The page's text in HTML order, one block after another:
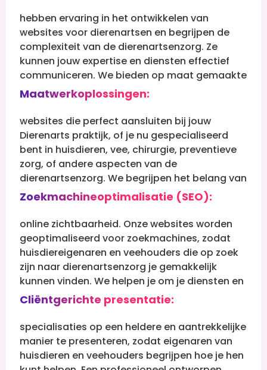
hebben ervaring in het ontwikkelen van
websites voor dierenartsen en begrijpen de
complexiteit van de dierenartsenzorg. Ze
kunnen jouw expertise en diensten effectief
communiceren.
Maatwerkoplossingen:
We bieden op maat gemaakte
websites die perfect aansluiten bij jouw
Dierenarts praktijk, of je nu gespecialiseerd
bent in huisdieren, vee, chirurgie, preventieve
zorg, of andere aspecten van de
dierenartsenzorg.
Zoekmachineoptimalisatie (SEO):
We begrijpen het belang van
online zichtbaarheid. Onze websites worden
geoptimaliseerd voor zoekmachines, zodat
huisdiereigenaren en veehouders die op zoek
zijn naar dierenartsenzorg je gemakkelijk
kunnen vinden.
Cliëntgerichte presentatie:
We helpen je om je diensten en
specialisaties op een heldere en aantrekkelijke
manier te presenteren, zodat eigenaren van
huisdieren en veehouders begrijpen hoe je hen